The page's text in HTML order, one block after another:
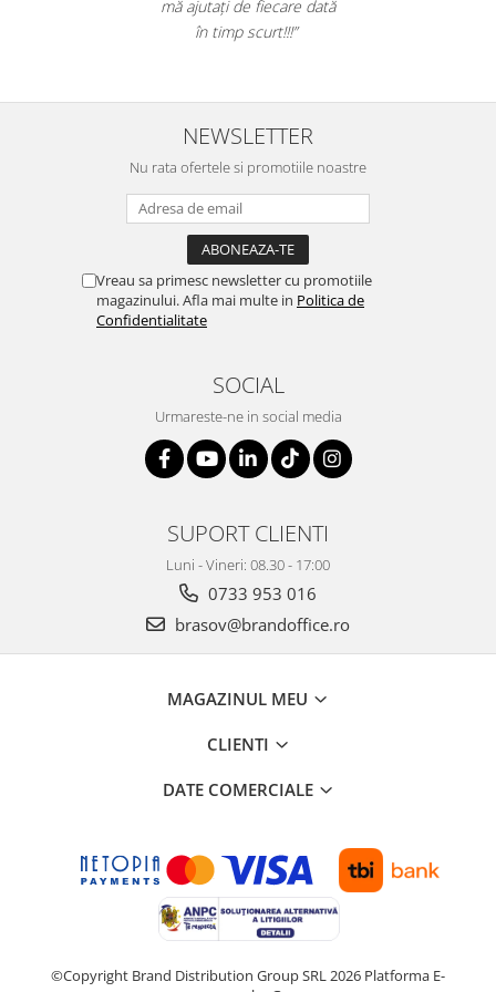
Table magnetice (whiteboard-uri)
Electronice si accesorii tech
Securitate digitala
Adaptoare de calatorie
Baterii si acumulatori
Cabluri si conectivitate
Incarcatoare cu fir si auto
Ceasuri smart - Smartwatch
Accesorii localizare (FindMy)
Cartuse, tonere, consumabile PC
Standuri PC si suporturi
Periferice PC si accesorii
Boxe portabile
Tehnica si mobilier pentru birou
Calculatoare de birou
Distrugatoare documente
Cosuri de gunoi pentru birou
Scaune, birouri si produse
mă ajutați de fiecare dată
în timp scurt!!!”
NEWSLETTER
Nu rata ofertele si promotiile noastre
Vreau sa primesc newsletter cu promotiile
magazinului. Afla mai multe in Politica de
Confidentialitate
SOCIAL
Urmareste-ne in social media
SUPORT CLIENTI
Luni - Vineri: 08.30 - 17:00
0733 953 016
brasov@brandoffice.ro
MAGAZINUL MEU
CLIENTI
DATE COMERCIALE
©Copyright Brand Distribution Group SRL 2026 Platforma E-